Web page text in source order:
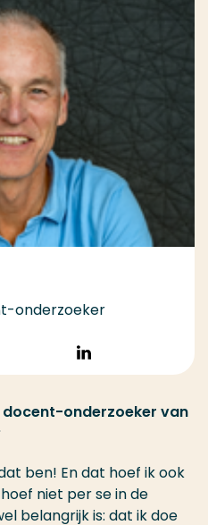
onderzoeker
Volg op
LinkedIn
onderzoeker van
ben! En dat hoef ik ook
niet per se in de
belangrijk is: dat ik doe